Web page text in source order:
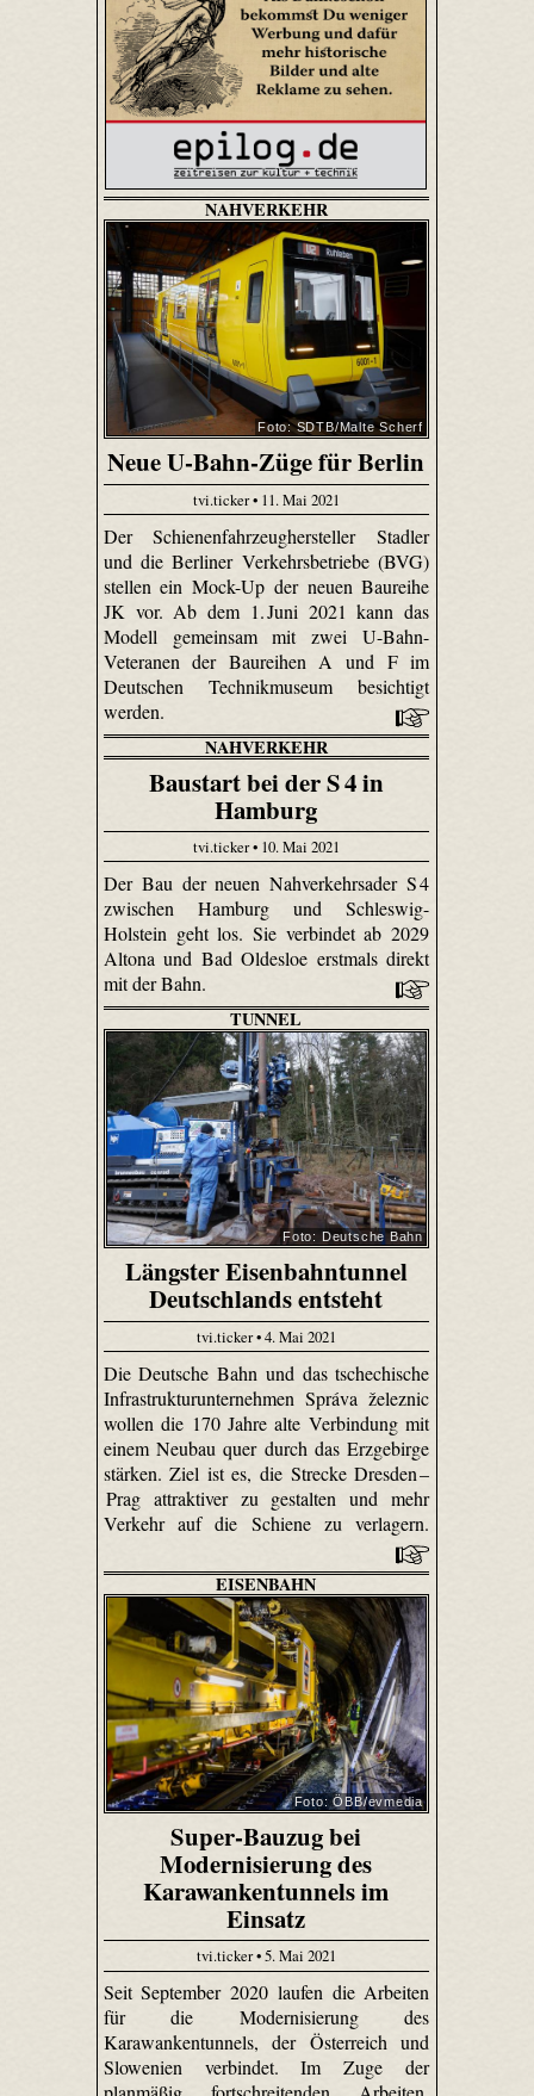
NAHVERKEHR
Foto: SDTB/Malte Scherf
Neue U-Bahn-Züge für Berlin
tvi.ticker • 11. Mai 2021
Der Schienenfahrzeughersteller Stadler
und die Berliner Verkehrsbetriebe (BVG)
stellen ein Mock-Up der neuen Baureihe
JK vor. Ab dem 1. Juni 2021 kann das
Modell gemeinsam mit zwei U-Bahn-
Veteranen der Baureihen A und F im
Deutschen Technikmuseum besichtigt
werden.
NAHVERKEHR
Baustart bei der S 4 in
Hamburg
tvi.ticker • 10. Mai 2021
Der Bau der neuen Nahverkehrsader S 4
zwischen Hamburg und Schleswig-
Holstein geht los. Sie verbindet ab 2029
Altona und Bad Oldesloe erstmals direkt
mit der Bahn.
TUNNEL
Foto: Deutsche Bahn
Längster Eisenbahntunnel
Deutschlands entsteht
tvi.ticker • 4. Mai 2021
Die Deutsche Bahn und das tschechische
Infrastrukturunternehmen Správa železnic
wollen die 170 Jahre alte Verbindung mit
einem Neubau quer durch das Erzgebirge
stärken. Ziel ist es, die Strecke Dresden –
Prag attraktiver zu gestalten und mehr
Verkehr auf die Schiene zu verlagern.
EISENBAHN
Foto: ÖBB/evmedia
Super-Bauzug bei
Modernisierung des
Karawankentunnels im
Einsatz
tvi.ticker • 5. Mai 2021
Seit September 2020 laufen die Arbeiten
für die Modernisierung des
Karawankentunnels, der Österreich und
Slowenien verbindet. Im Zuge der